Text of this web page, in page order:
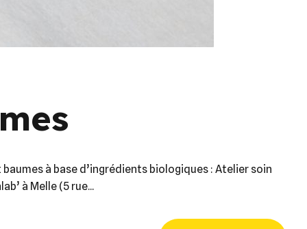
à base d’ingrédients biologiques : Atelier soin
à Melle (5 rue...